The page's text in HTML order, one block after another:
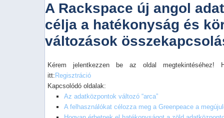
A Rackspace új angol
célja a hatékonyság és
változások
Kérem jelentkezzen be az oldal megtekintéséhez!
itt: Regisztráció
Kapcsolódó oldalak:
Az adatközpontok változó “arca”
A felhasználókat célozza meg a Greenpeace a